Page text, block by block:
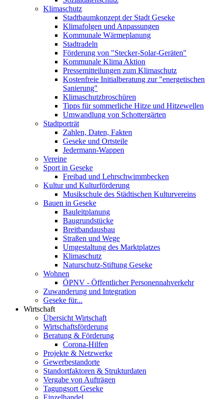
Klimaschutz
Stadtbaumkonzept der Stadt Geseke
Klimafolgen und Anpassungen
Kommunale Wärmeplanung
Stadtradeln
Förderung von "Stecker-Solar-Geräten"
Kommunale Klima Aktion
Pressemitteilungen zum Klimaschutz
Kostenfreie Initialberatung zur "energetischen
Sanierung"
Klimaschutzbroschüren
Tipps für sommerliche Hitze und Hitzewellen
Umwandlung von Schottergärten
Stadtporträt
Zahlen, Daten, Fakten
Geseke und Ortsteile
Jedermann-Wappen
Vereine
Sport in Geseke
Freibad und Lehrschwimmbecken
Kultur und Kulturförderung
Musikschule des Städtischen Kulturvereins
Bauen in Geseke
Bauleitplanung
Baugrundstücke
Breitbandausbau
Straßen und Wege
Umgestaltung des Marktplatzes
Klimaschutz
Naturschutz-Stiftung Geseke
Wohnen
ÖPNV - Öffentlicher Personennahverkehr
Zuwanderung und Integration
Geseke für...
Wirtschaft
Übersicht Wirtschaft
Wirtschaftsförderung
Beratung & Förderung
Corona-Hilfen
Projekte & Netzwerke
Gewerbestandorte
Standortfaktoren & Strukturdaten
Vergabe von Aufträgen
Tagungsort Geseke
Einzelhandel